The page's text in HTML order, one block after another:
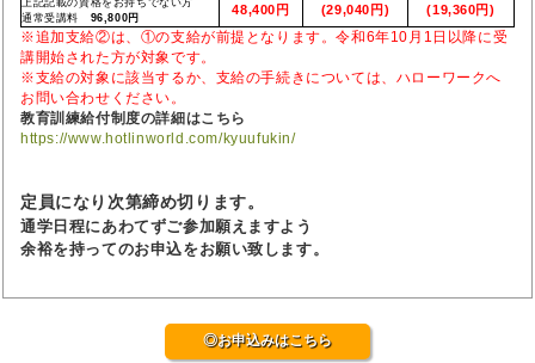
通常受講料 96,800円
48,400円 (29,040円) (19,360円)
※追加支給②は、①の支給が前提となります。令和6年10月1日以降に受
講開始された方が対象です。
※支給の対象に該当するか、支給の手続きについては、ハローワークへ
お問い合わせください。
教育訓練給付制度の詳細はこちら
https://www.hotlinworld.com/kyuufukin/
定員になり次第締め切ります。
通学日程にあわてずご参加願えますよう
余裕を持ってのお申込をお願い致します。
◎お申込みはこちら